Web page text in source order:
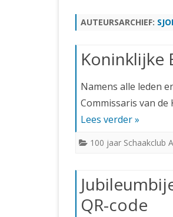
JUBILEUMVIERKAMPEN
AUTEURSARCHIEF:
Koninklijke
Namens alle leden
Commissaris van
Lees verder »
100 jaar Schaakclub
QR-code